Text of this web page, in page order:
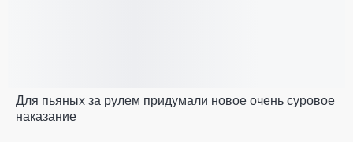
Для пьяных за рулем придумали новое очень суровое
наказание